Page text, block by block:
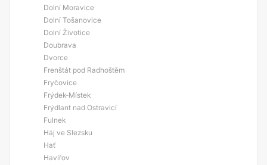
Dolní Moravice
Dolní Tošanovice
Dolní Životice
Doubrava
Dvorce
Frenštát pod Radhoštěm
Fryčovice
Frýdek-Místek
Frýdlant nad Ostravicí
Fulnek
Háj ve Slezsku
Hať
Havířov